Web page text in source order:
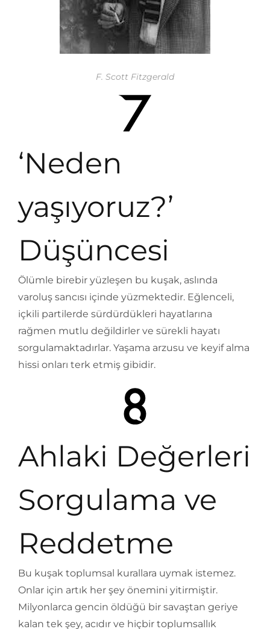
F. Scott Fitzgerald
‘Neden
yaşıyoruz?’
Düşüncesi
Ölümle birebir yüzleşen bu kuşak, aslında
varoluş sancısı içinde yüzmektedir. Eğlenceli,
içkili partilerde sürdürdükleri hayatlarına
rağmen mutlu değildirler ve sürekli hayatı
sorgulamaktadırlar. Yaşama arzusu ve keyif alma
hissi onları terk etmiş gibidir.
Ahlaki Değerleri
Sorgulama ve
Reddetme
Bu kuşak toplumsal kurallara uymak istemez.
Onlar için artık her şey önemini yitirmiştir.
Milyonlarca gencin öldüğü bir savaştan geriye
kalan tek şey, acıdır ve hiçbir toplumsallık